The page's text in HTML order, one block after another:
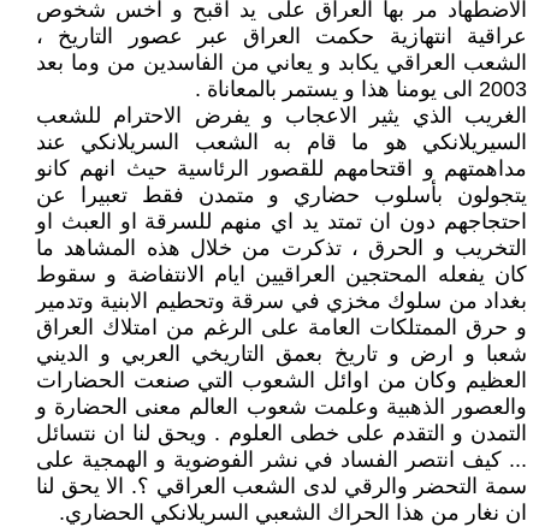
الاضطهاد مر بها العراق على يد اقبح و اخس شخوص
عراقية انتهازية حكمت العراق عبر عصور التاريخ ،
الشعب العراقي يكابد و يعاني من الفاسدين من وما بعد
2003 الى يومنا هذا و يستمر بالمعاناة .
الغريب الذي يثير الاعجاب و يفرض الاحترام للشعب
السيريلانكي هو ما قام به الشعب السريلانكي عند
مداهمتهم و اقتحامهم للقصور الرئاسية حيث انهم كانو
يتجولون بأسلوب حضاري و متمدن فقط تعبيرا عن
احتجاجهم دون ان تمتد يد اي منهم للسرقة او العبث او
التخريب و الحرق ، تذكرت من خلال هذه المشاهد ما
كان يفعله المحتجين العراقيين ايام الانتفاضة و سقوط
بغداد من سلوك مخزي في سرقة وتحطيم الابنية وتدمير
و حرق الممتلكات العامة على الرغم من امتلاك العراق
شعبا و ارض و تاريخ بعمق التاريخي العربي و الديني
العظيم وكان من اوائل الشعوب التي صنعت الحضارات
والعصور الذهبية وعلمت شعوب العالم معنى الحضارة و
التمدن و التقدم على خطى العلوم . ويحق لنا ان نتسائل
... كيف انتصر الفساد في نشر الفوضوية و الهمجية على
سمة التحضر والرقي لدى الشعب العراقي ؟. الا يحق لنا
ان نغار من هذا الحراك الشعبي السريلانكي الحضاري.